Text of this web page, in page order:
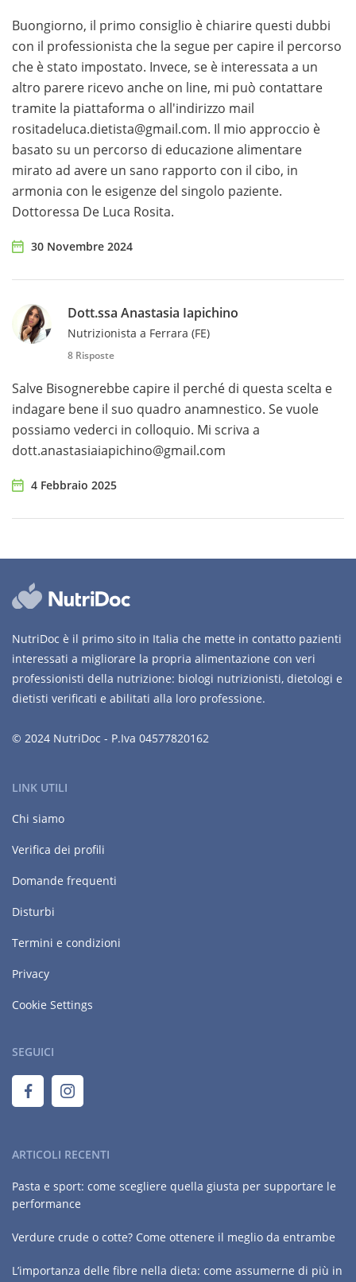
Buongiorno, il primo consiglio è chiarire questi dubbi
con il professionista che la segue per capire il percorso
che è stato impostato. Invece, se è interessata a un
altro parere ricevo anche on line, mi può contattare
tramite la piattaforma o all'indirizzo mail
rositadeluca.dietista@gmail.com. Il mio approccio è
basato su un percorso di educazione alimentare
mirato ad avere un sano rapporto con il cibo, in
armonia con le esigenze del singolo paziente.
Dottoressa De Luca Rosita.
30 Novembre 2024
Dott.ssa Anastasia Iapichino
Nutrizionista a Ferrara (FE)
8 Risposte
Salve Bisognerebbe capire il perché di questa scelta e
indagare bene il suo quadro anamnestico. Se vuole
possiamo vederci in colloquio. Mi scriva a
dott.anastasiaiapichino@gmail.com
4 Febbraio 2025
NutriDoc è il primo sito in Italia che mette in contatto pazienti
interessati a migliorare la propria alimentazione con veri
professionisti della nutrizione: biologi nutrizionisti, dietologi e
dietisti verificati e abilitati alla loro professione.
© 2024 NutriDoc - P.Iva 04577820162
LINK UTILI
Chi siamo
Verifica dei profili
Domande frequenti
Disturbi
Termini e condizioni
Privacy
Cookie Settings
SEGUICI
ARTICOLI RECENTI
Pasta e sport: come scegliere quella giusta per supportare le
performance
Verdure crude o cotte? Come ottenere il meglio da entrambe
L’importanza delle fibre nella dieta: come assumerne di più in